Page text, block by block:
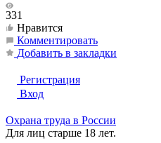
331
Нравится
Комментировать
Добавить в закладки
Регистрация
Вход
Охрана труда в России
Для лиц старше 18 лет.